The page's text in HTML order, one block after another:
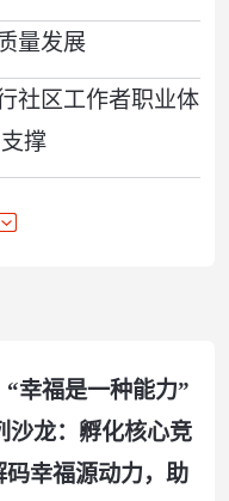
量发展
社区工作者职业体
撑
“幸福是一种能力”
沙龙：孵化核心竞
幸福源动力，助